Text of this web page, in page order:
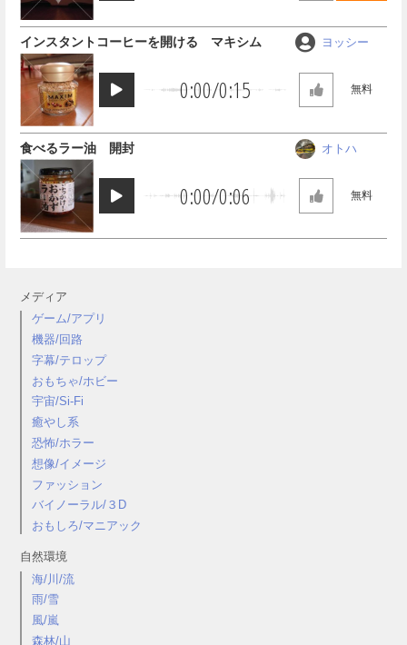
メディア
ゲーム/アプリ
機器/回路
字幕/テロップ
おもちゃ/ホビー
宇宙/Si-Fi
癒やし系
恐怖/ホラー
想像/イメージ
ファッション
バイノーラル/３D
おもしろ/マニアック
自然環境
海/川/流
雨/雪
風/嵐
森林/山
0:00/0:15
インスタントコーヒーを開ける マキシム ヨッシー
無料
0:00/0:06
食べるラー油 開封 オトハ
無料